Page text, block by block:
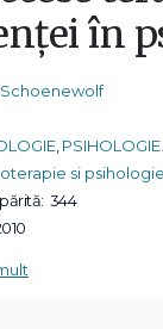
în
,
si psihologie
344